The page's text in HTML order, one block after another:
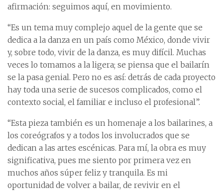
afirmación: seguimos aquí, en movimiento.
“Es un tema muy complejo aquel de la gente que se
dedica a la danza en un país como México, donde vivir
y, sobre todo, vivir de la danza, es muy difícil. Muchas
veces lo tomamos a la ligera; se piensa que el bailarín
se la pasa genial. Pero no es así: detrás de cada proyecto
hay toda una serie de sucesos complicados, como el
contexto social, el familiar e incluso el profesional”.
“Esta pieza también es un homenaje a los bailarines, a
los coreógrafos y a todos los involucrados que se
dedican a las artes escénicas. Para mí, la obra es muy
significativa, pues me siento por primera vez en
muchos años súper feliz y tranquila. Es mi
oportunidad de volver a bailar, de revivir en el